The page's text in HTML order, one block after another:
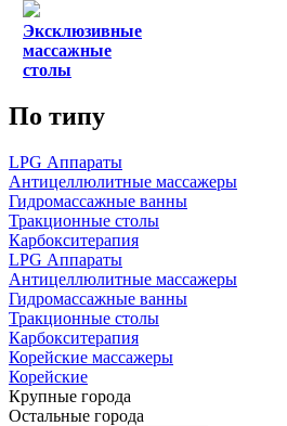
Эксклюзивные
массажные
столы
По типу
LPG Аппараты
Антицеллюлитные массажеры
Гидромассажные ванны
Тракционные столы
Карбокситерапия
LPG Аппараты
Антицеллюлитные массажеры
Гидромассажные ванны
Тракционные столы
Карбокситерапия
Корейские массажеры
Корейские
Крупные города
Остальные города